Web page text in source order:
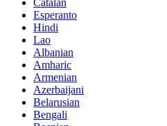
Catalan
Esperanto
Hindi
Lao
Albanian
Amharic
Armenian
Azerbaijani
Belarusian
Bengali